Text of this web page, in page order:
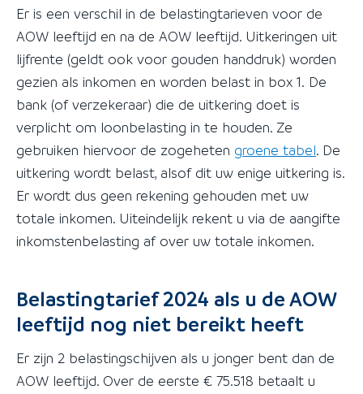
Er is een verschil in de belastingtarieven voor de
AOW leeftijd en na de AOW leeftijd. Uitkeringen uit
lijfrente (geldt ook voor gouden handdruk) worden
gezien als inkomen en worden belast in box 1. De
bank (of verzekeraar) die de uitkering doet is
verplicht om loonbelasting in te houden. Ze
gebruiken hiervoor de zogeheten groene tabel. De
uitkering wordt belast, alsof dit uw enige uitkering is.
Er wordt dus geen rekening gehouden met uw
totale inkomen. Uiteindelijk rekent u via de aangifte
inkomstenbelasting af over uw totale inkomen.
Belastingtarief 2024 als u de AOW
leeftijd nog niet bereikt heeft
Er zijn 2 belastingschijven als u jonger bent dan de
AOW leeftijd. Over de eerste € 75.518 betaalt u